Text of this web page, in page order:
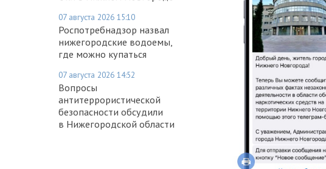
07 августа 2026 15:10
Роспотребнадзор назвал
нижегородские водоемы,
где можно купаться
07 августа 2026 14:52
Вопросы
антитеррористической
безопасности обсудили
в Нижегородской области